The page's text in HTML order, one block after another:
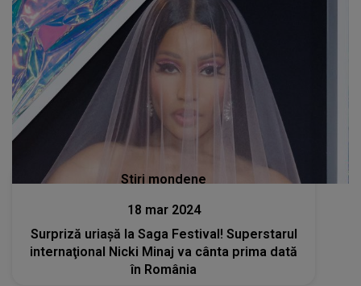
Stiri mondene
18 mar 2024
Surpriză uriașă la Saga Festival! Superstarul
internaţional Nicki Minaj va cânta prima dată
în România